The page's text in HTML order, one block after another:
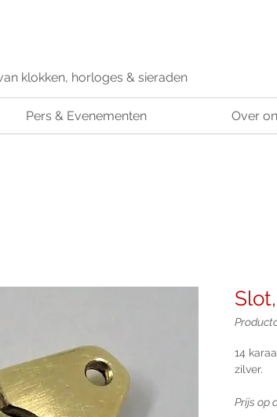
klokken, horloges & sieraden
Pers & Evenementen Over
14
zilver.
Prijs op